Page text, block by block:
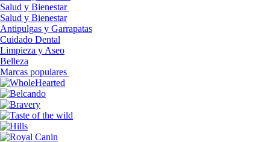
Salud y Bienestar
Salud y Bienestar
Antipulgas y Garrapatas
Cuidado Dental
Limpieza y Aseo
Belleza
Marcas populares